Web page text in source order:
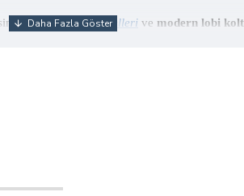
Ofis kanepe modelleri ve modern lobi